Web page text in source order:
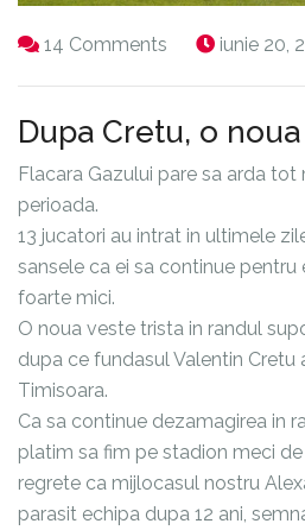
14 Comments iunie 20,
Dupa Cretu, o
Flacara Gazului pare sa arda tot
perioada.
13 jucatori au intrat in ultimele
sansele ca ei sa continue
foarte mici.
O noua veste trista in randul
dupa ce fundasul Valentin Cretu
Timisoara.
Ca sa continue dezamagirea in
platim sa fim pe stadion meci
regrete ca mijlocasul nostru
parasit echipa dupa 12 ani,